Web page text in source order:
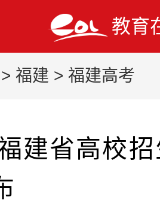
教育
> 福建 > 福建高考
建省高校